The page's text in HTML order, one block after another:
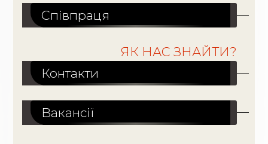
Співпраця
ЯК НАС ЗНАЙТИ?
Контакти
Вакансiї